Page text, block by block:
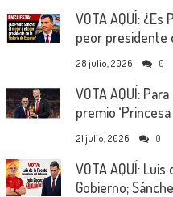
VOTA AQUÍ:
peor presidente
28 julio, 2026 0
VOTA AQUÍ:
premio
21 julio, 2026 0
VOTA AQUÍ:
Gobierno;